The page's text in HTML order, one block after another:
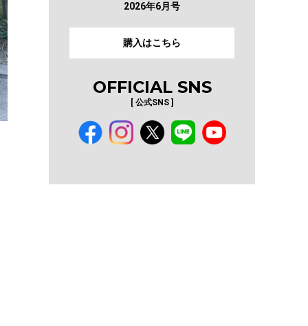
2026年6月号
購入はこちら
OFFICIAL SNS
[ 公式SNS ]